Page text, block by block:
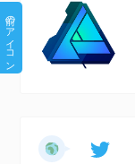
前のアイコン